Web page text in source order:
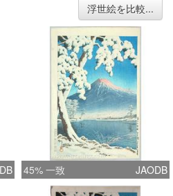
浮世絵を比較...
45% 一致 JAODB